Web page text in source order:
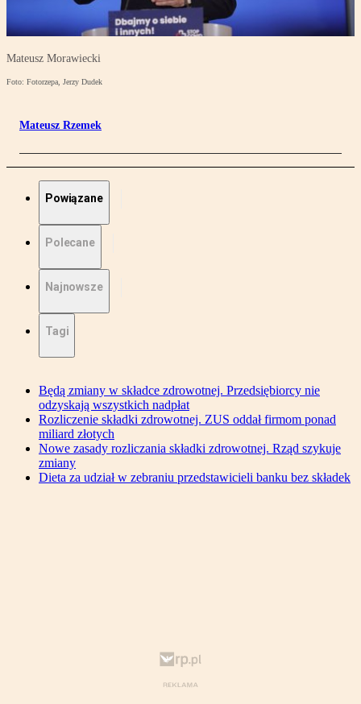
Mateusz Morawiecki
Foto: Fotorzepa, Jerzy Dudek
Mateusz Rzemek
Powiązane
Polecane
Najnowsze
Tagi
Będą zmiany w składce zdrowotnej. Przedsiębiorcy nie
odzyskają wszystkich nadpłat
Rozliczenie składki zdrowotnej. ZUS oddał firmom ponad
miliard złotych
Nowe zasady rozliczania składki zdrowotnej. Rząd szykuje
zmiany
Dieta za udział w zebraniu przedstawicieli banku bez składek